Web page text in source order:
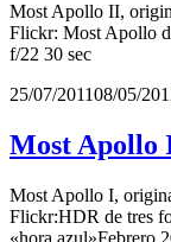
Most Apollo II,
Flickr: Most Apollo
f/22 30 sec
Publicado
25/07/201108/05/
Most Apollo
Most Apollo I,
Flickr:HDR de tres